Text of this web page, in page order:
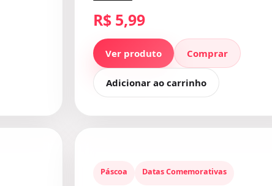
R$ 5,99
Ver produto Comprar
Adicionar ao carrinho
Páscoa Datas Comemorativas